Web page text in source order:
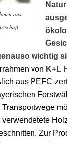
aus
wichtig
von K+L
aus PEFC-
Transportwege
Zur